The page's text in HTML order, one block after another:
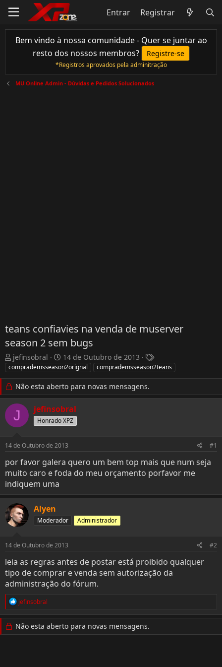
Entrar Registrar
Bem vindo à nossa comunidade - Quer se juntar ao
resto dos nossos membros?
Registre-se
*Registros aprovados pela adminitração
MU Online Admin - Dúvidas e Pedidos Solucionados
teans confiavies na venda de muserver
season 2 sem bugs
T
h
r
e
a
d
t
t
e
r
jefinsobral
D
a
t
a
d
I
n
c
i
o
14 de Outubro de 2013
T
a
g
comprademsseason2orignal comprademsseason2teans
Não esta aberto para novas mensagens.
J jefinsobral
Honrado XPZ
14 de Outubro de 2013 #1
por favor galera quero um bem top mais que num seja
muito caro e foda do meu orçamento porfavor me
indiquem uma
Alyen
Moderador Administrador
14 de Outubro de 2013 #2
leia as regras antes de postar está proibido qualquer
tipo de comprar e venda sem autorização da
administração do fórum.
R
a
c
t
jefinsobral
Não esta aberto para novas mensagens.